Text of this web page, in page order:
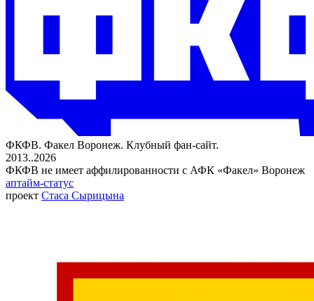
ФКФВ. Факел Воронеж. Клубный фан-сайт.
2013..2026
ФКФВ не имеет аффилированности с АФК «Факел» Воронеж
аптайм-статус
проект Стаса Сырицына